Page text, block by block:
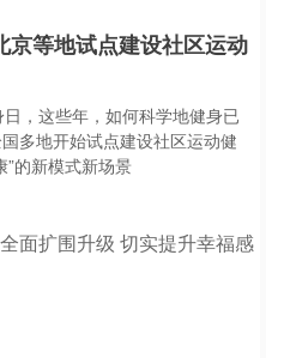
京等地试点建设社区运动
，这些年，如何科学地健身已
多地开始试点建设社区运动健
”的新模式新场景